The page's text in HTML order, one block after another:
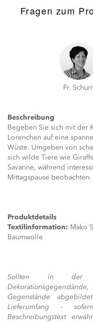
Fragen zum
Fr. Schurr
Beschreibung
Begeben Sie sich mit der
Lorenchen auf eine
Wüste. Umgeben von
sich wilde Tiere wie
Savanne, während
Mittagspause beobachten.
Produktdetails
Textilinformation: Mako
Baumwolle
Sollten in der
Gegenstände
Lieferumfang -
Beschreibungstext